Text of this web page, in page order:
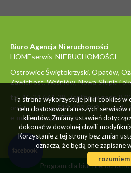
Biuro Agencja Nieruchomości
HOMEserwis NIERUCHOMOŚCI
Ostrowiec Świętokrzyski, Opatów,
Zawichost, Waśniów, Nowa Słupia i
tel. 41-247-61-38 (online w godz.
online tel.kom. 512-600-012 (w
e-mail: oferty@977.pl
Program dla biur
Ta strona wykorzystuje pliki cookies w
celu dostosowania naszych
klientów. Zmiany ustawień
dokonać w dowolnej chwili
Korzystanie z tej strony bez zmian
oznacza, że będą one zapisane
rozumiem